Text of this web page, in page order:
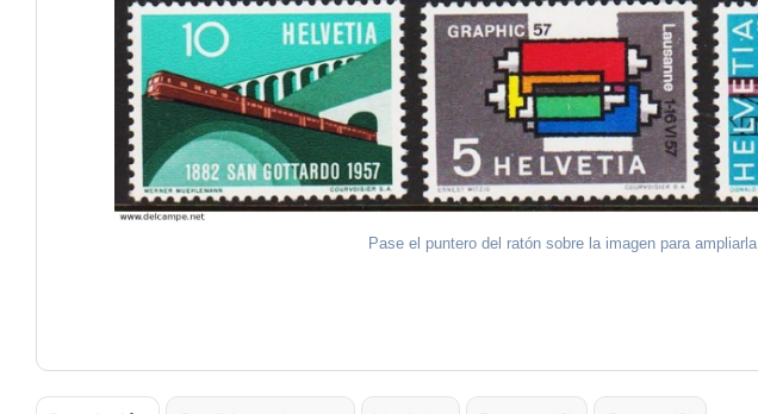
Pase el puntero del ratón sobre la imagen para ampliarla